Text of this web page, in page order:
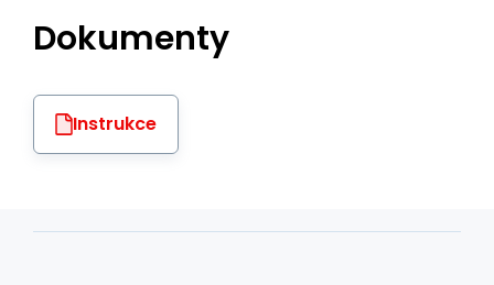
Dokumenty
Instrukce